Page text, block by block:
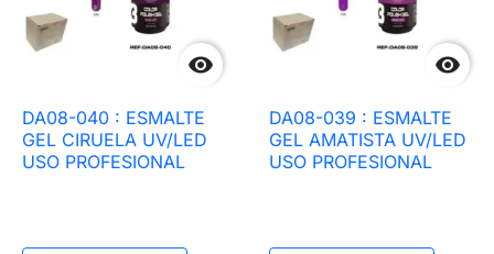

DA08-040 : ESMALTE
GEL CIRUELA UV/LED
USO PROFESIONAL

DA08-039 : ESMALTE
GEL AMATISTA UV/LED
USO PROFESIONAL